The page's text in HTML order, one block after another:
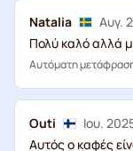
Natalia
Αυγ.
Πολύ καλό αλλά
Αυτόματη
Outi
Ιου.
Αυτός ο καφές